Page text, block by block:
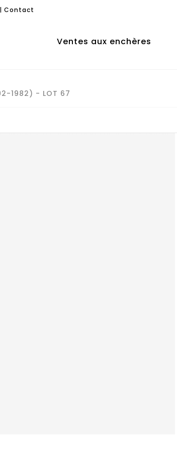
| Contact
Ventes aux enchères
1982) - LOT 67